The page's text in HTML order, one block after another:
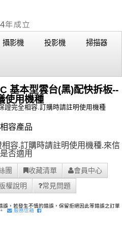
攝影機 投影機 掃描器
基本型雲台(黑)配快拆板--
使用機種
證完全相容.訂購時請註明使用機種
容產品
容.訂購時請註明使用機種.來信
否適用
團 收藏清單
會員中心
權說明 常見問題
，若發生不慎的錯誤，保留拒絕因此等錯誤之訂單
服務信箱